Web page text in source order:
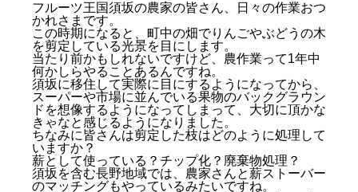
プライバシーポリシー
フルーツ王国須坂の農家の皆さん、日々の作業おつ
かれさまです。
この時期になると、町中の畑でりんごやぶどうの木
を剪定している光景を目にします。
当たり前かもしれないですけど、農作業って1年中
何かしらやることあるんですね。
須坂に移住して実際に目にするようになってから、
スーパーや市場に並んでいる果物のバックグラウン
ドを想像するようになってしまって、大切に頂かな
きゃなと感じるようになりました。
ちなみに皆さんは剪定した枝はどのように処理して
いますか？
薪として使っている？チップ化？廃棄物処理？
須坂を含む長野地域では、農家さんと薪ストーバー
のマッチングもやっているみたいですね。